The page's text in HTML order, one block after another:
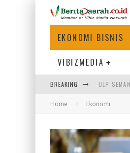
EKONOMI BISNIS
VIBIZMEDIA
BREAKING
ULP
BAKMI
KETIKA
Home Ekonomi